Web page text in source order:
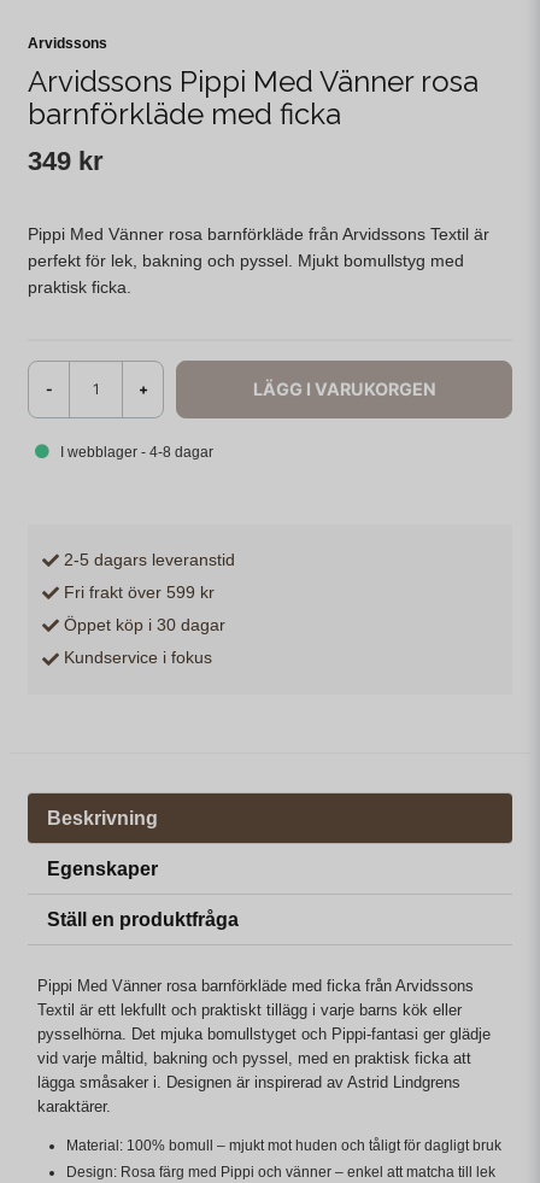
Arvidssons
Arvidssons Pippi Med Vänner rosa
barnförkläde med ficka
349 kr
Pippi Med Vänner rosa barnförkläde från Arvidssons Textil är
perfekt för lek, bakning och pyssel. Mjukt bomullstyg med
praktisk ficka.
- + LÄGG I VARUKORGEN
I webblager - 4-8 dagar
2-5 dagars leveranstid
Fri frakt över 599 kr
Öppet köp i 30 dagar
Kundservice i fokus
Beskrivning
Egenskaper
Ställ en produktfråga
Pippi Med Vänner rosa barnförkläde med ficka från Arvidssons
Textil är ett lekfullt och praktiskt tillägg i varje barns kök eller
pysselhörna. Det mjuka bomullstyget och Pippi-fantasi ger glädje
vid varje måltid, bakning och pyssel, med en praktisk ficka att
lägga småsaker i. Designen är inspirerad av Astrid Lindgrens
karaktärer.
Material: 100% bomull – mjukt mot huden och tåligt för dagligt bruk
Design: Rosa färg med Pippi och vänner – enkel att matcha till lek